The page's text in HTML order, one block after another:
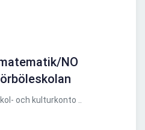
NO
och kulturkonto ..